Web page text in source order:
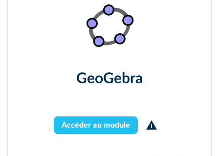
GeoGebra
Accéder au module